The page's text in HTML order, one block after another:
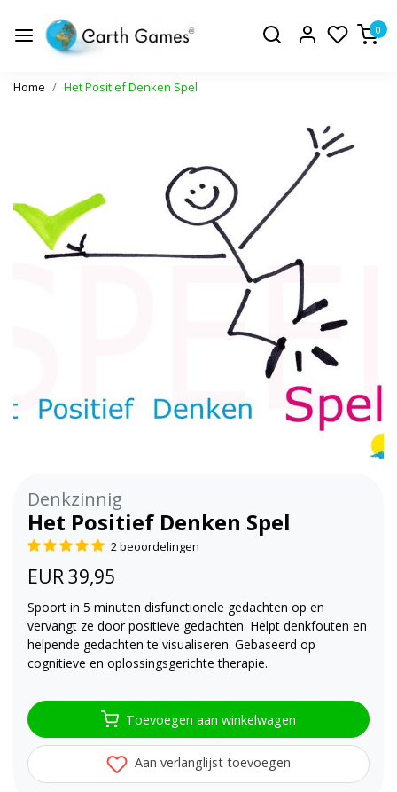
0
Home Het Positief Denken Spel
Denkzinnig
Het Positief Denken Spel
2 beoordelingen
EUR 39,95
Spoort in 5 minuten disfunctionele gedachten op en
vervangt ze door positieve gedachten. Helpt denkfouten en
helpende gedachten te visualiseren. Gebaseerd op
cognitieve en oplossingsgerichte therapie.
Toevoegen aan winkelwagen
Aan verlanglijst toevoegen